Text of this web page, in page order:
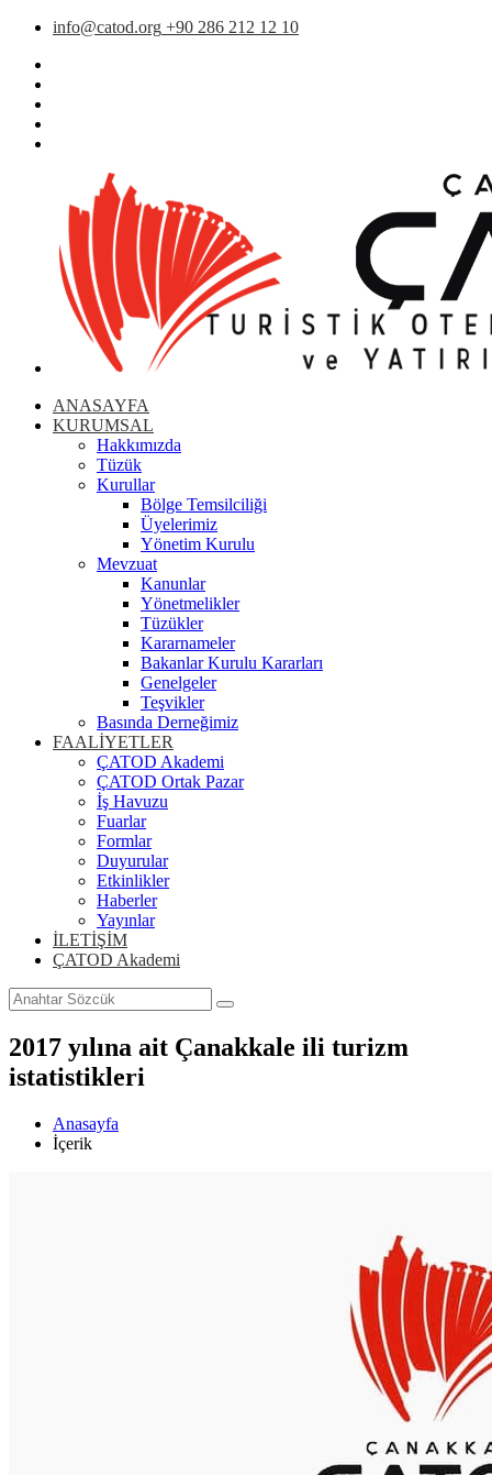
info@catod.org +90 286 212 12 10
ANASAYFA
KURUMSAL
Hakkımızda
Tüzük
Kurullar
Bölge Temsilciliği
Üyelerimiz
Yönetim Kurulu
Mevzuat
Kanunlar
Yönetmelikler
Tüzükler
Kararnameler
Bakanlar Kurulu Kararları
Genelgeler
Teşvikler
Basında Derneğimiz
FAALİYETLER
ÇATOD Akademi
ÇATOD Ortak Pazar
İş Havuzu
Fuarlar
Formlar
Duyurular
Etkinlikler
Haberler
Yayınlar
İLETİŞİM
ÇATOD Akademi
2017 yılına ait Çanakkale ili turizm
istatistikleri
Anasayfa
İçerik